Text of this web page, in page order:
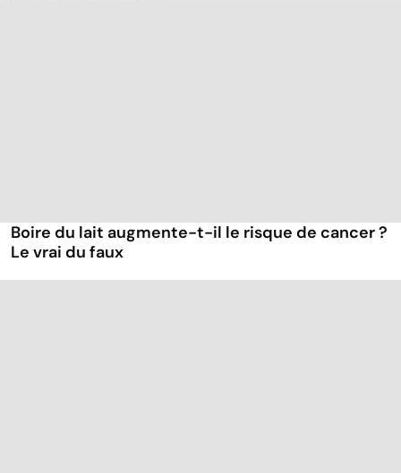
Boire du lait augmente-t-il le risque de cancer ?
Le vrai du faux